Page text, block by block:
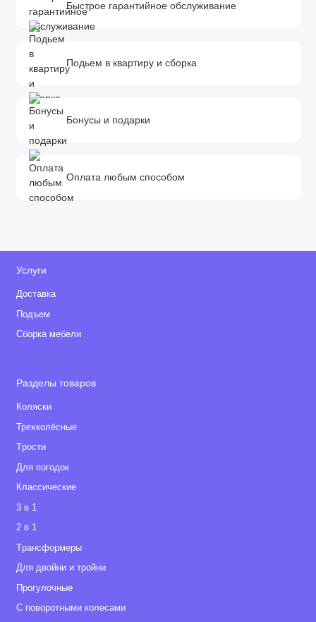
Быстрое гарантийное обслуживание
Подьем в квартиру и сборка
Бонусы и подарки
Оплата любым способом
Услуги
Доставка
Подъем
Сборка мебели
Разделы товаров
Коляски
Трехколёсные
Tрости
Для погодок
Классические
3 в 1
2 в 1
Tрансформеры
Для двойни и тройни
Прогулочные
С поворотными колесами